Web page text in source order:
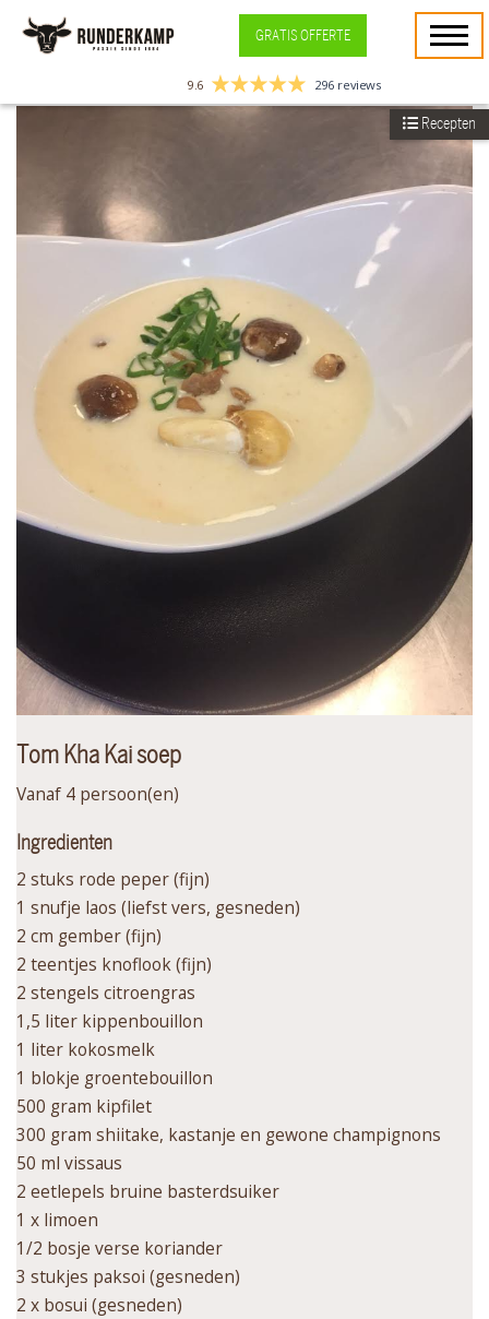
GRATIS OFFERTE
9.6 296 reviews
Tom Kha Kai soep
Vanaf 4 persoon(en)
Ingredienten
2 stuks rode peper (fijn)
1 snufje laos (liefst vers, gesneden)
2 cm gember (fijn)
2 teentjes knoflook (fijn)
2 stengels citroengras
1,5 liter kippenbouillon
1 liter kokosmelk
1 blokje groentebouillon
500 gram kipfilet
300 gram shiitake, kastanje en gewone champignons
50 ml vissaus
2 eetlepels bruine basterdsuiker
1 x limoen
1/2 bosje verse koriander
3 stukjes paksoi (gesneden)
2 x bosui (gesneden)
Recepten